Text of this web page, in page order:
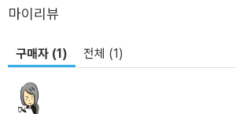
오온의 범위 / 담장
이드 T-1874PA2를 만들어 낸다. 인간과 유사
록 구현된 탓에 모든 감각을 뚜렷하게 느낄 수
로모픽 감정 조절 칩을 통해 더욱 심화된 감정
마이리뷰
구매자 (1) 전체 (1)